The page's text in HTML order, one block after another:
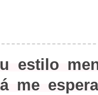
estilo
me